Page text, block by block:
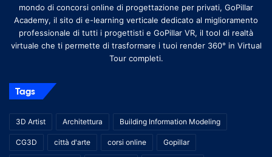
mondo di concorsi online di progettazione per privati, GoPillar
Academy, il sito di e-learning verticale dedicato al miglioramento
professionale di tutti i progettisti e GoPillar VR, il tool di realtà
virtuale che ti permette di trasformare i tuoi render 360° in Virtual
Tour completi.
Tags
3D Artist Architettura Building Information Modeling
CG3D città d'arte corsi online Gopillar